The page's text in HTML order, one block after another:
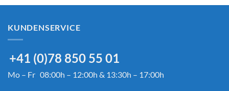
KUNDENSERVICE
+41 (0)78 850 55 01
Mo – Fr 08:00h – 12:00h & 13:30h – 17:00h